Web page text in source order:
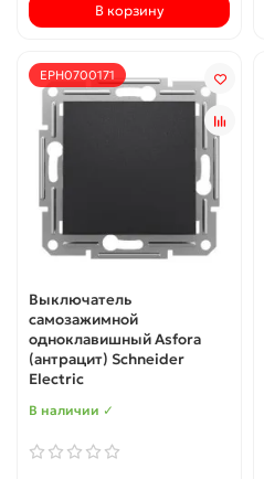
В корзину
EPH0700171
Выключатель
самозажимной
одноклавишный Asfora
(антрацит) Schneider
Electric
В наличии ✓